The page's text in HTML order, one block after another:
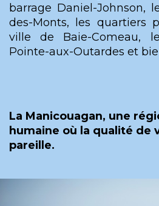
barrage Daniel-Johnson,
des-Monts, les quartiers
ville de Baie-Comeau,
Pointe-aux-Outardes et
La Manicouagan, une
humaine où la qualité de
pareille.